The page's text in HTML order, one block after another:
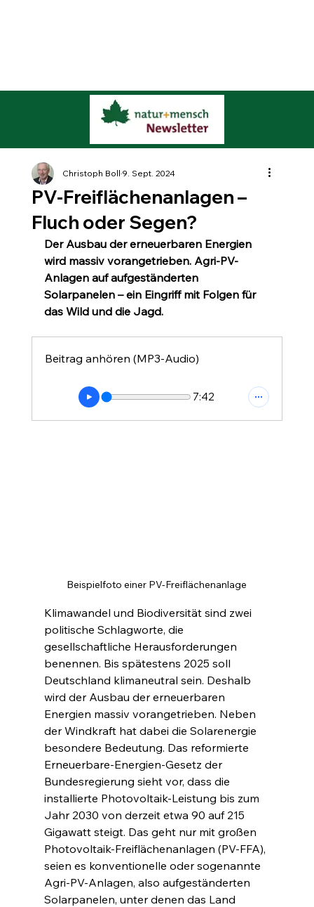
PV-Freiflächenanlagen –
Fluch oder Segen?
Christoph Boll9. Sept. 2024
Der Ausbau der erneuerbaren Energien
wird massiv vorangetrieben. Agri-PV-
Anlagen auf aufgeständerten
Solarpanelen – ein Eingriff mit Folgen für
das Wild und die Jagd.
Beitrag anhören (MP3-Audio)
7:42
Beispielfoto einer PV-Freiflächenanlage
Klimawandel und Biodiversität sind zwei
politische Schlagworte, die
gesellschaftliche Herausforderungen
benennen. Bis spätestens 2025 soll
Deutschland klimaneutral sein. Deshalb
wird der Ausbau der erneuerbaren
Energien massiv vorangetrieben. Neben
der Windkraft hat dabei die Solarenergie
besondere Bedeutung. Das reformierte
Erneuerbare-Energien-Gesetz der
Bundesregierung sieht vor, dass die
installierte Photovoltaik-Leistung bis zum
Jahr 2030 von derzeit etwa 90 auf 215
Gigawatt steigt. Das geht nur mit großen
Photovoltaik-Freiflächenanlagen (PV-FFA),
seien es konventionelle oder sogenannte
Agri-PV-Anlagen, also aufgeständerten
Solarpanelen, unter denen das Land